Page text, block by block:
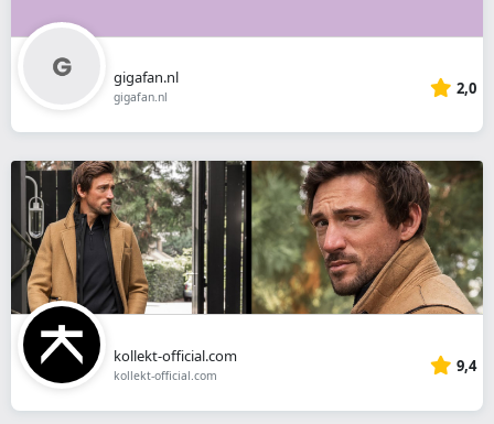
gigafan.nl
gigafan.nl 2,0
kollekt-official.com
kollekt-official.com 9,4